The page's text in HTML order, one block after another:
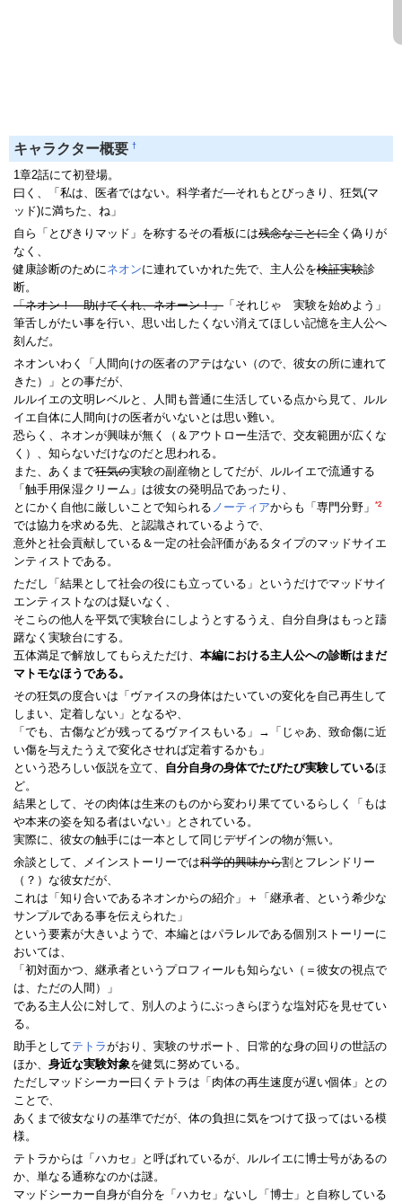
キャラクター概要 †
1章2話にて初登場。
曰く、「私は、医者ではない。科学者だ―それもとびっきり、狂気(マ
ッド)に満ちた、ね」
自ら「とびきりマッド」を称するその看板には残念なことに全く偽りが
なく、
健康診断のためにネオンに連れていかれた先で、主人公を検証実験診
断。
「ネオン！ 助けてくれ、ネオーン！」 「それじゃ 実験を始めよう」
筆舌しがたい事を行い、思い出したくない消えてほしい記憶を主人公へ
刻んだ。
ネオンいわく「人間向けの医者のアテはない（ので、彼女の所に連れて
きた）」との事だが、
ルルイエの文明レベルと、人間も普通に生活している点から見て、ルル
イエ自体に人間向けの医者がいないとは思い難い。
恐らく、ネオンが興味が無く（＆アウトロー生活で、交友範囲が広くな
く）、知らないだけなのだと思われる。
また、あくまで狂気の実験の副産物としてだが、ルルイエで流通する
「触手用保湿クリーム」は彼女の発明品であったり、
とにかく自他に厳しいことで知られる ノーティアからも「専門分野」 *2
では協力を求める先、と認識されているようで、
意外と社会貢献している＆一定の社会評価があるタイプのマッドサイエ
ンティストである。
ただし「結果として社会の役にも立っている」というだけでマッドサイ
エンティストなのは疑いなく、
そこらの他人を平気で実験台にしようとするうえ、自分自身はもっと躊
躇なく実験台にする。
五体満足で解放してもらえただけ、 本編における主人公への診断はまだ
マトモなほうである。
その狂気の度合いは「ヴァイスの身体はたいていの変化を自己再生して
しまい、定着しない」となるや、
「でも、古傷などが残ってるヴァイスもいる」→「じゃあ、致命傷に近
い傷を与えたうえで変化させれば定着するかも」
という恐ろしい仮説を立て、 自分自身の身体でたびたび実験しているほ
ど。
結果として、その肉体は生来のものから変わり果てているらしく「もは
や本来の姿を知る者はいない」とされている。
実際に、彼女の触手には一本として同じデザインの物が無い。
余談として、メインストーリーでは科学的興味から割とフレンドリー
（？）な彼女だが、
これは「知り合いであるネオンからの紹介」＋「継承者、という希少な
サンプルである事を伝えられた」
という要素が大きいようで、本編とはパラレルである個別ストーリーに
おいては、
「初対面かつ、継承者というプロフィールも知らない（＝彼女の視点で
は、ただの人間）」
である主人公に対して、別人のようにぶっきらぼうな塩対応を見せてい
る。
助手としてテトラがおり、実験のサポート、日常的な身の回りの世話の
ほか、 身近な実験対象を健気に努めている。
ただしマッドシーカー曰くテトラは「肉体の再生速度が遅い個体」との
ことで、
あくまで彼女なりの基準でだが、体の負担に気をつけて扱ってはいる模
様。
テトラからは「ハカセ」と呼ばれているが、ルルイエに博士号があるの
か、単なる通称なのかは謎。
マッドシーカー自身が自分を「ハカセ」ないし「博士」と自称している